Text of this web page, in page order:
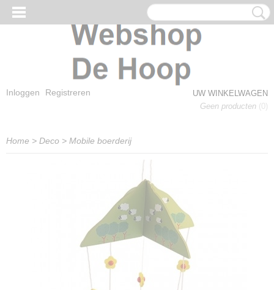
Inloggen Registreren
UW WINKELWAGEN
Geen producten (0)
Home > Deco > Mobile boerderij